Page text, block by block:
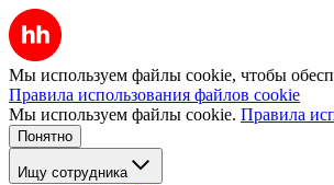
Мы используем файлы cookie, чтобы
Правила использования файлов cookie
Мы используем файлы cookie. Правила
Понятно
Ищу сотрудника